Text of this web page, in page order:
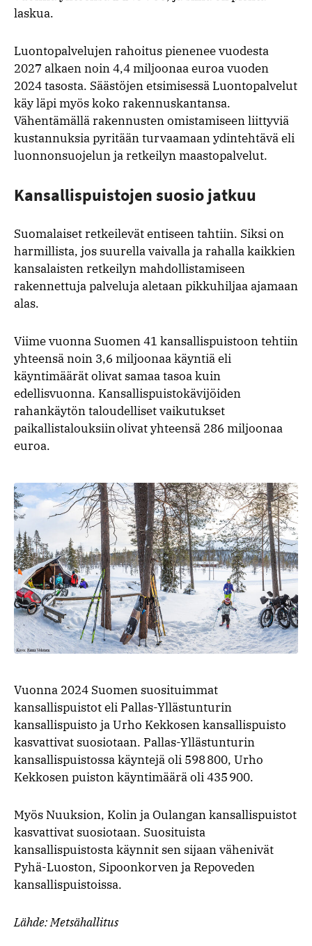
laskua.
Luontopalvelujen rahoitus pienenee vuodesta
2027 alkaen noin 4,4 miljoonaa euroa vuoden
2024 tasosta. Säästöjen etsimisessä Luontopalvelut
käy läpi myös koko rakennuskantansa.
Vähentämällä rakennusten omistamiseen liittyviä
kustannuksia pyritään turvaamaan ydintehtävä eli
luonnonsuojelun ja retkeilyn maastopalvelut.
Kansallispuistojen suosio jatkuu
Suomalaiset retkeilevät entiseen tahtiin. Siksi on
harmillista, jos suurella vaivalla ja rahalla kaikkien
kansalaisten retkeilyn mahdollistamiseen
rakennettuja palveluja aletaan pikkuhiljaa ajamaan
alas.
Viime vuonna Suomen 41 kansallispuistoon tehtiin
yhteensä noin 3,6 miljoonaa käyntiä eli
käyntimäärät olivat samaa tasoa kuin
edellisvuonna. Kansallispuistokävijöiden
rahankäytön taloudelliset vaikutukset
paikallistalouksiin olivat yhteensä 286 miljoonaa
euroa.
Vuonna 2024 Suomen suosituimmat
kansallispuistot eli Pallas-Yllästunturin
kansallispuisto ja Urho Kekkosen kansallispuisto
kasvattivat suosiotaan. Pallas-Yllästunturin
kansallispuistossa käyntejä oli 598 800, Urho
Kekkosen puiston käyntimäärä oli 435 900.
Myös Nuuksion, Kolin ja Oulangan kansallispuistot
kasvattivat suosiotaan. Suosituista
kansallispuistosta käynnit sen sijaan vähenivät
Pyhä-Luoston, Sipoonkorven ja Repoveden
kansallispuistoissa.
Lähde: Metsähallitus